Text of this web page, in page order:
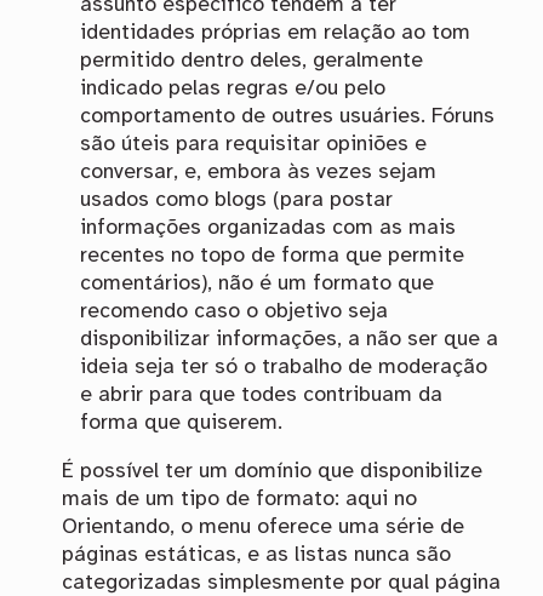
assunto específico tendem a ter
identidades próprias em relação ao tom
permitido dentro deles, geralmente
indicado pelas regras e/ou pelo
comportamento de outres usuáries. Fóruns
são úteis para requisitar opiniões e
conversar, e, embora às vezes sejam
usados como blogs (para postar
informações organizadas com as mais
recentes no topo de forma que permite
comentários), não é um formato que
recomendo caso o objetivo seja
disponibilizar informações, a não ser que a
ideia seja ter só o trabalho de moderação
e abrir para que todes contribuam da
forma que quiserem.
É possível ter um domínio que disponibilize
mais de um tipo de formato: aqui no
Orientando, o menu oferece uma série de
páginas estáticas, e as listas nunca são
categorizadas simplesmente por qual página